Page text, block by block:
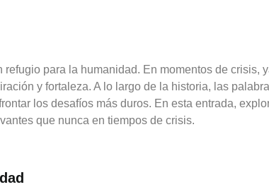
para la humanidad. En momentos de
y fortaleza. A lo largo de la historia, las
los desafíos más duros. En esta entrada,
que nunca en tiempos de crisis.